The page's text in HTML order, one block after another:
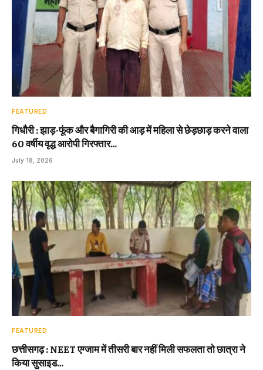
FEATURED
गिधौरी : झाड़-फूंक और बैगागिरी की आड़ में महिला से छेड़छाड़ करने वाला
60 वर्षीय वृद्ध आरोपी गिरफ्तार…
July 18, 2026
FEATURED
छत्तीसगढ़ : NEET एग्जाम में तीसरी बार नहीं मिली सफलता तो छात्रा ने
किया सुसाइड…